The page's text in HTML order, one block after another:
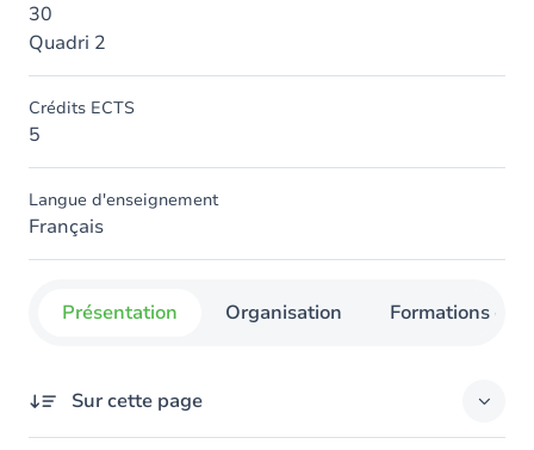
30
Quadri 2
Crédits ECTS
5
Langue d'enseignement
Français
Présentation Organisation Formations
Sur cette page